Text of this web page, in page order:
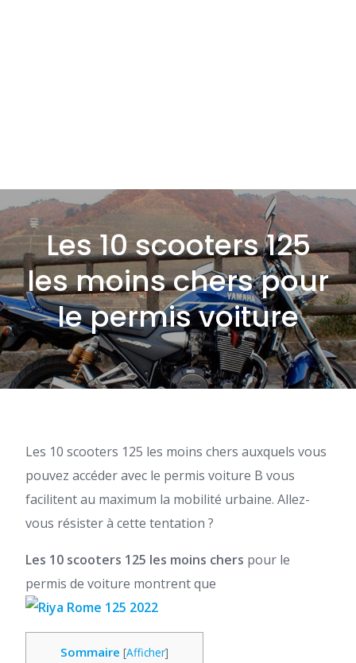
Les 10 scooters 125
les moins chers pour
le permis voiture
Les 10 scooters 125 les moins chers auxquels vous
pouvez accéder avec le permis voiture B vous
facilitent au maximum la mobilité urbaine. Allez-
vous résister à cette tentation ?
Les 10 scooters 125 les moins chers pour le
permis de voiture montrent que
Sommaire [Afficher]